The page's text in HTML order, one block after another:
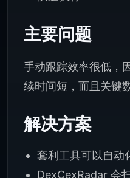
主要问题
手动跟踪效率很低，
续时间短，而且关键
解决方案
套利工具可以自动
DexCexRadar 会